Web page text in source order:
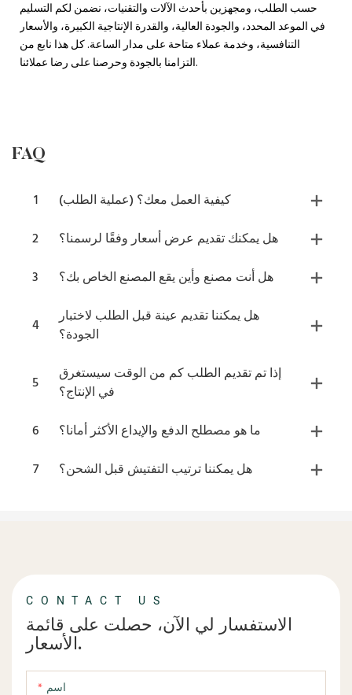
حسب الطلب، ومجهزين بأحدث الآلات والتقنيات، نضمن لكم التسليم
في الموعد المحدد، والجودة العالية، والقدرة الإنتاجية الكبيرة، والأسعار
التنافسية، وخدمة عملاء متاحة على مدار الساعة. كل هذا نابع من
التزامنا بالجودة وحرصنا على رضا عملائنا.
FAQ
1
كيفية العمل معك؟ (عملية الطلب)
2
هل يمكنك تقديم عرض أسعار وفقًا لرسمنا؟
3
هل أنت مصنع وأين يقع المصنع الخاص بك؟
4
هل يمكننا تقديم عينة قبل الطلب لاختبار
الجودة؟
5
إذا تم تقديم الطلب كم من الوقت سيستغرق
في الإنتاج؟
6
ما هو مصطلح الدفع والإيداع الأكثر أمانا؟
7
هل يمكننا ترتيب التفتيش قبل الشحن؟
CONTACT US
الاستفسار لي الآن، حصلت على قائمة
الأسعار.
اسم